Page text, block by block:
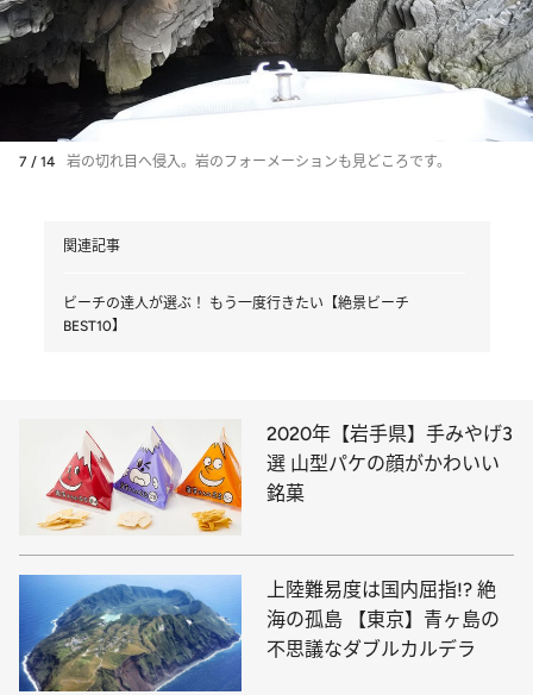
7 / 14 岩の切れ目へ侵入。岩のフォーメーションも見どころです。
関連記事
ビーチの達人が選ぶ！ もう一度行きたい【絶景ビーチ
BEST10】
2020年【岩手県】手みやげ3
選 山型パケの顔がかわいい
銘菓
上陸難易度は国内屈指!? 絶
海の孤島 【東京】青ヶ島の
不思議なダブルカルデラ